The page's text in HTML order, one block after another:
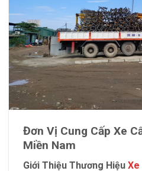
Đơn Vị Cung Cấp Xe
Miền Nam
Giới Thiệu Thương Hiệu Xe